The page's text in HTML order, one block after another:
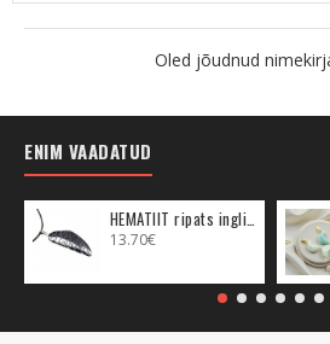
Oled jõudnud
ENIM VAADATUD
13.70€